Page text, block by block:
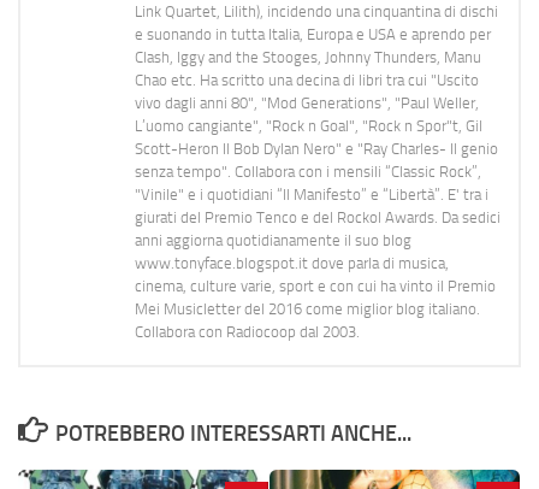
Link Quartet, Lilith), incidendo una cinquantina di dischi
e suonando in tutta Italia, Europa e USA e aprendo per
Clash, Iggy and the Stooges, Johnny Thunders, Manu
Chao etc. Ha scritto una decina di libri tra cui "Uscito
vivo dagli anni 80", "Mod Generations", "Paul Weller,
L’uomo cangiante", "Rock n Goal", "Rock n Spor"t, Gil
Scott-Heron Il Bob Dylan Nero" e "Ray Charles- Il genio
senza tempo". Collabora con i mensili “Classic Rock”,
"Vinile" e i quotidiani “Il Manifesto” e “Libertà”. E' tra i
giurati del Premio Tenco e del Rockol Awards. Da sedici
anni aggiorna quotidianamente il suo blog
www.tonyface.blogspot.it dove parla di musica,
cinema, culture varie, sport e con cui ha vinto il Premio
Mei Musicletter del 2016 come miglior blog italiano.
Collabora con Radiocoop dal 2003.
POTREBBERO INTERESSARTI ANCHE...